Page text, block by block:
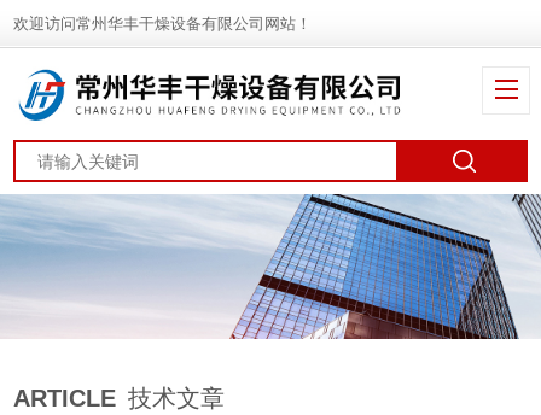
欢迎访问常州华丰干燥设备有限公司网站！
ARTICLE 技术文章